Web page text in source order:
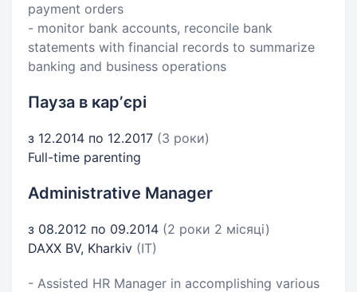
payment orders
- monitor bank accounts, reconcile bank
statements with financial records to summarize
banking and business operations
Пауза в карʼєрі
з 12.2014 по 12.2017 (3 роки)
Full-time parenting
Administrative Manager
з 08.2012 по 09.2014 (2 роки 2 місяці)
DAXX BV, Kharkiv (IT)
- Assisted HR Manager in accomplishing various